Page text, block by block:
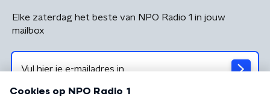
Elke zaterdag het beste van NPO Radio 1 in jouw
mailbox